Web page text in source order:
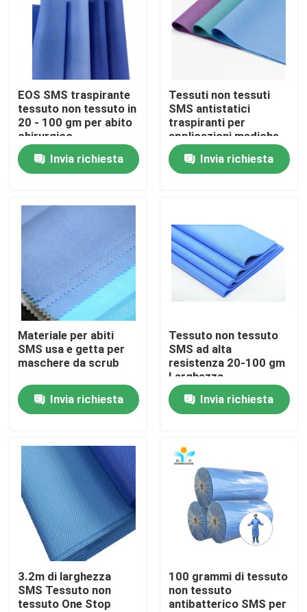
Casa
Prodotti
Circa noi
Giro della fabbrica
Controllo di qualità
Richieda una citazione
Usura protettiva eliminabile
Vestiti protettivi eliminabili
Tuta protettiva eliminabile
EOS SMS traspirante
tessuto non tessuto in
20 - 100 gm per abito
chirurgico
Invia richiesta
Tessuti non tessuti
SMS antistatici
traspiranti per
applicazioni mediche
Invia richiesta
Materiale per abiti
SMS usa e getta per
maschere da scrub
Invia richiesta
Tessuto non tessuto
SMS ad alta
resistenza 20-100 gm
Larghezza
personalizzata 1,6 m
2,4 m 3,2 mInvia richiesta
3.2m di larghezza
SMS Tessuto non
tessuto One Stop
100 grammi di tessuto
non tessuto
antibatterico SMS per